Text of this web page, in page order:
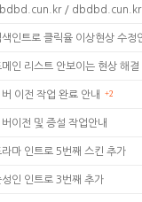
/ dbdbd.cun.kr
색인트로 클릭율 이상현상 수정
메인 리스트 안보이는 현상 해결
버 이전 작업 완료 안내 +2
버이전 및 증설 작업안내
라마 인트로 5번째 스킨 추가
성인 인트로 3번째 추가